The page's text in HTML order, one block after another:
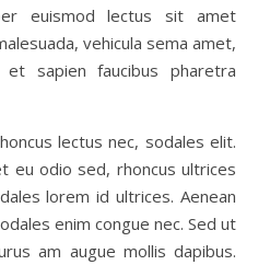
euismod lectus sit amet
vehicula sema amet,
sapien faucibus pharetra
lectus nec, sodales elit.
eu odio sed, rhoncus ultrices
lorem id ultrices. Aenean
enim congue nec. Sed ut
am augue mollis dapibus.